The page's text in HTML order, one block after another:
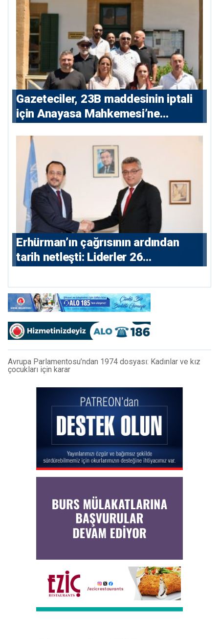
Gazeteciler, 23B maddesinin iptali
için Anayasa Mahkemesi’ne
Erhürman’ın çağrısının ardından
tarih netleşti: Liderler 26
Avrupa Parlamentosu’ndan 1974 dosyası: Kadınlar ve kız
çocukları için karar